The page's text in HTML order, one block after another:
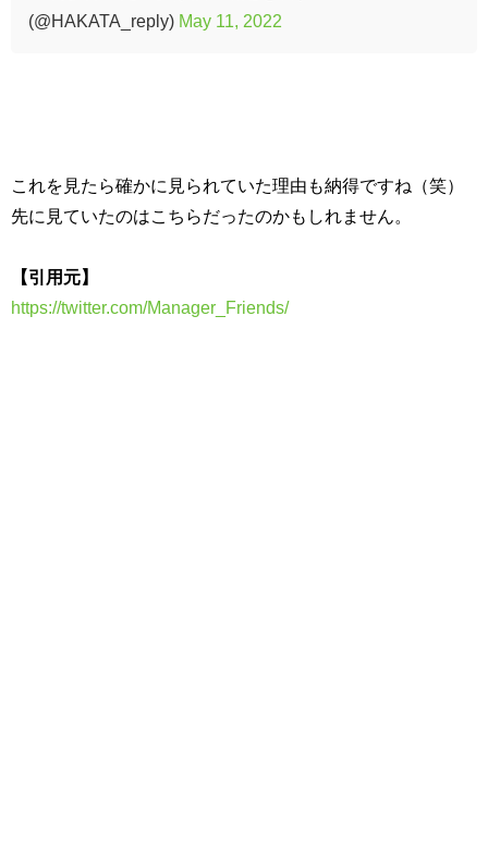
(@HAKATA_reply) May 11, 2022
これを見たら確かに見られていた理由も納得ですね（笑）
先に見ていたのはこちらだったのかもしれません。
【引用元】
https://twitter.com/Manager_Friends/